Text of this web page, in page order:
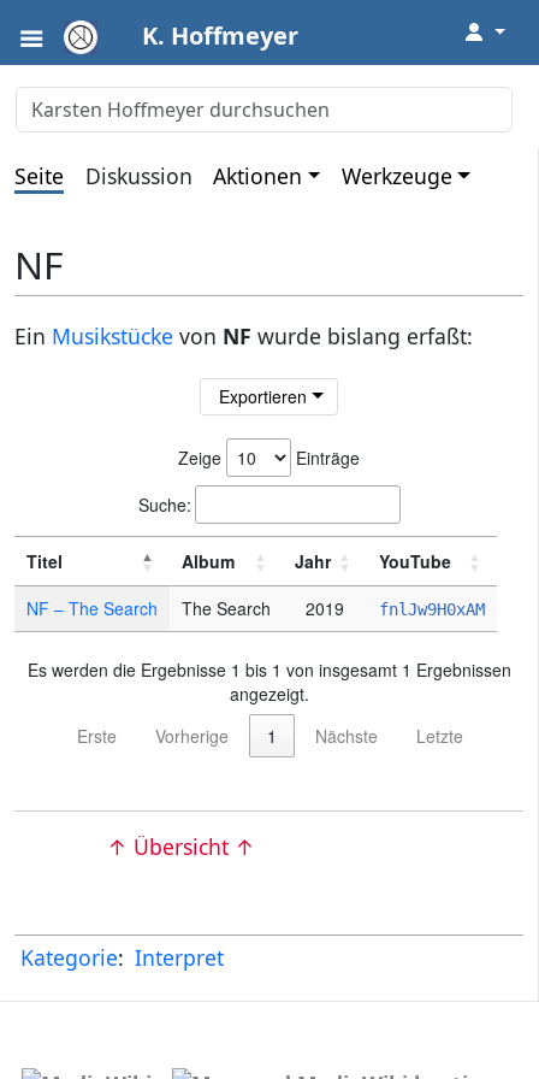
K. Hoffmeyer ↓
Seite Diskussion Aktionen Werkzeuge
NF
Ein Musikstücke von NF wurde bislang erfaßt:
Exportieren
Zeige
Einträge
Suche:
Titel Album Jahr
YouTube
NF – The Search
The Search 2019 fnlJw9H0xAM
Es werden die Ergebnisse 1 bis 1 von insgesamt 1 Ergebnissen
angezeigt.
Erste
Vorherige 1 Nächste Letzte
↑ Übersicht ↑
Kategorie: Interpret